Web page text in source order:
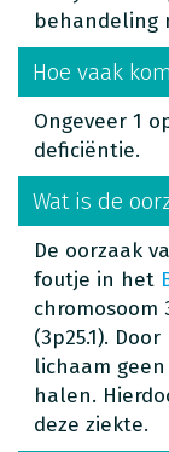
behandeling
Hoe vaak
Ongeveer 1
deficiëntie.
Wat is de
De oorzaak
foutje in het
chromosoom
(3p25.1).
lichaam
halen.
deze ziekte.